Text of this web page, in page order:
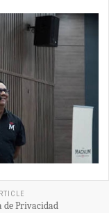
de Privacidad